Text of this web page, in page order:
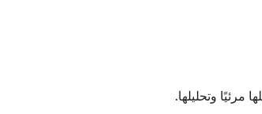
مرئيًا وتحليلها.